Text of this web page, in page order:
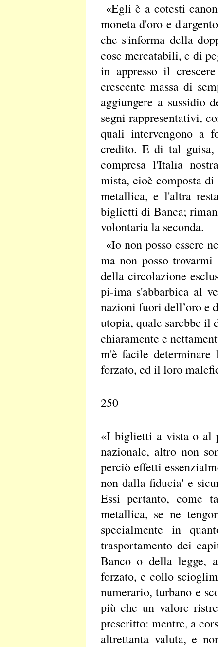
«Egli è a cotesti
moneta d'oro e
che s'informa della
cose mercatabili, e di
in appresso il
crescente massa di
aggiungere a sussidio
segni rappresentativi,
quali intervengono a
credito. E di tal
compresa l'Italia
mista, cioè composta
metallica, e l'altra
biglietti di Banca;
volontaria la seconda.
«Io non posso essere
ma non posso
della circolazione
pi-ima s'abbarbica al
nazioni fuori dell’oro e
utopia, quale sarebbe il
chiaramente e
m'è facile
forzato, ed il loro
250
«I biglietti a vista o al
nazionale, altro non
perciò effetti
non dalla fiducia' e
Essi pertanto, come
metallica, se ne
specialmente in
trasportamento dei
Banco o della legge,
forzato, e collo
numerario, turbano e
più che un valore
prescritto: mentre, a
altrettanta valuta, e